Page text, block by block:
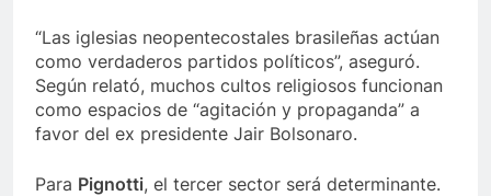
“Las iglesias neopentecostales brasileñas actúan
como verdaderos partidos políticos”, aseguró.
Según relató, muchos cultos religiosos funcionan
como espacios de “agitación y propaganda” a
favor del ex presidente Jair Bolsonaro.
Para Pignotti, el tercer sector será determinante.